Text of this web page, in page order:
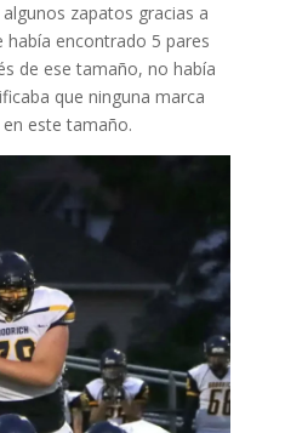
zapatos gracias a
encontrado 5 pares
de ese tamaño, no había
que ninguna marca
este tamaño.